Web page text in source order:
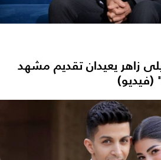
زاهر يعيدان تقديم مشهد
(فيديو)